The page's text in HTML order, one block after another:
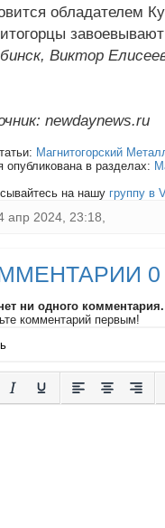
обладателем
Виктор
newdaynews.ru
Магнитогорский
опубликована в разделах:
на нашу группу в
апр 2024, 23:18,
0
ни одного комментария.
комментарий первым!